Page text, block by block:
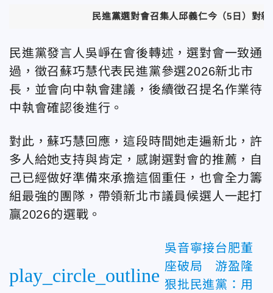
民進黨選對會召集人邱義仁今（5日）對
民進黨發言人吳崢在會後轉述，選對會一致通
過，徵召蘇巧慧代表民進黨參選2026新北市
長，並會向中執會建議，後續徵召提名作業待
中執會確認後進行。
對此，蘇巧慧回應，這段時間她走遍新北，許
多人給她支持與肯定，感謝選對會的推薦，自
己已經做好準備來承擔這個重任，也會全力籌
組最強的團隊，帶領新北市議員候選人一起打
贏2026的選戰。
play_circle_outline
吳音寧接台肥董
座破局 游盈隆
狠批民進黨：用